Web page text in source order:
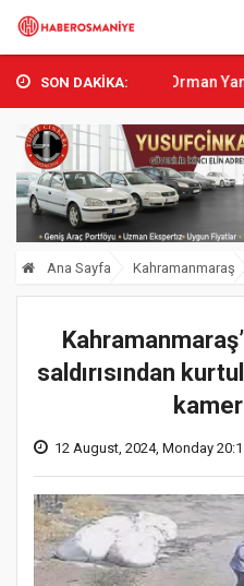
SON DAKİKA:
Sumbas’ta Orman Yangını
Ana Sayfa Kahramanmaraş
saldırısından
12 August, 2024, Monday